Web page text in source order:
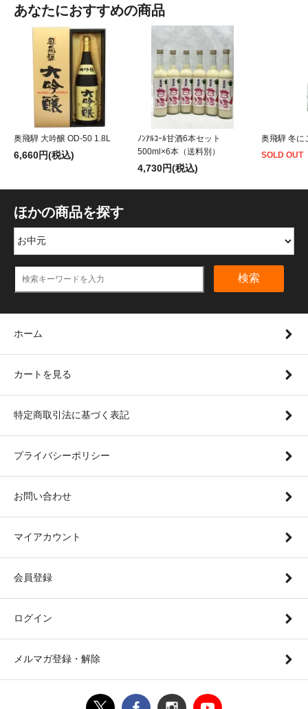
あなたにおすすめの商品
奥飛騨 大吟醸 OD-50 1.8L
6,660円(税込)
ﾉﾝｱﾙｺｰﾙ甘酒6本セット
500ml×6本（送料別）
4,730円(税込)
奥飛騨 冬に
SOLD OUT
ほかの商品を探す
検索
ホーム
カートを見る
特定商取引法に基づく表記
プライバシーポリシー
お問い合わせ
マイアカウント
会員登録
ログイン
メルマガ登録・解除